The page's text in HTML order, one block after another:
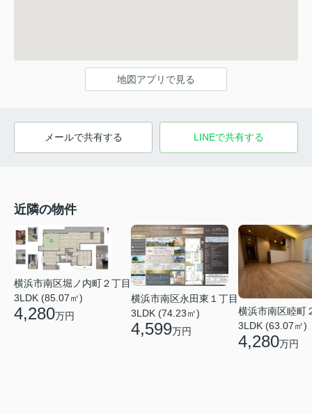
地図アプリで見る
メールで共有する LINEで共有する
近隣の物件
横浜市南区堀ノ内町２丁目
3LDK (85.07㎡)
4,280万円
横浜市南区永田東１丁目
3LDK (74.23㎡)
4,599万円
横浜市南区睦町
3LDK (63.07㎡)
4,280万円